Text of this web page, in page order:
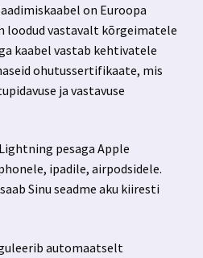
on Euroopa
loodud vastavalt kõrgeimatele
kaabel vastab kehtivatele
ohutussertifikaate, mis
ja vastavuse
pesaga Apple
ipadile, airpodsidele.
Sinu seadme aku kiiresti
automaatselt